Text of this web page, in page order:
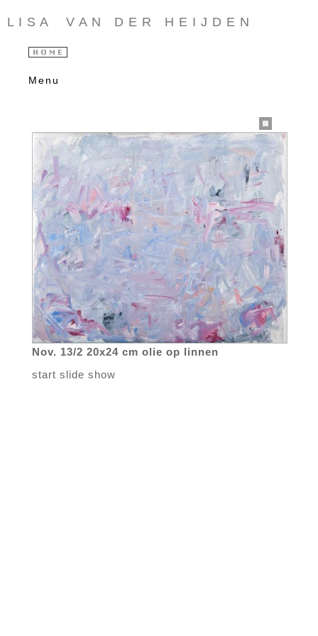
L I S A V A N D E R H E I J D E N
Menu
Nov. 13/2 20x24 cm olie op linnen
start slide show